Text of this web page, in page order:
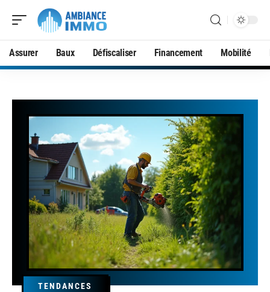
Assurer Baux Défiscaliser Financement Mobilité
TENDANCES